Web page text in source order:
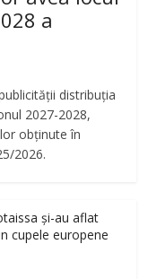
a
distribuția
2027-2028,
obținute în
2026.
și-au aflat
cupele europene